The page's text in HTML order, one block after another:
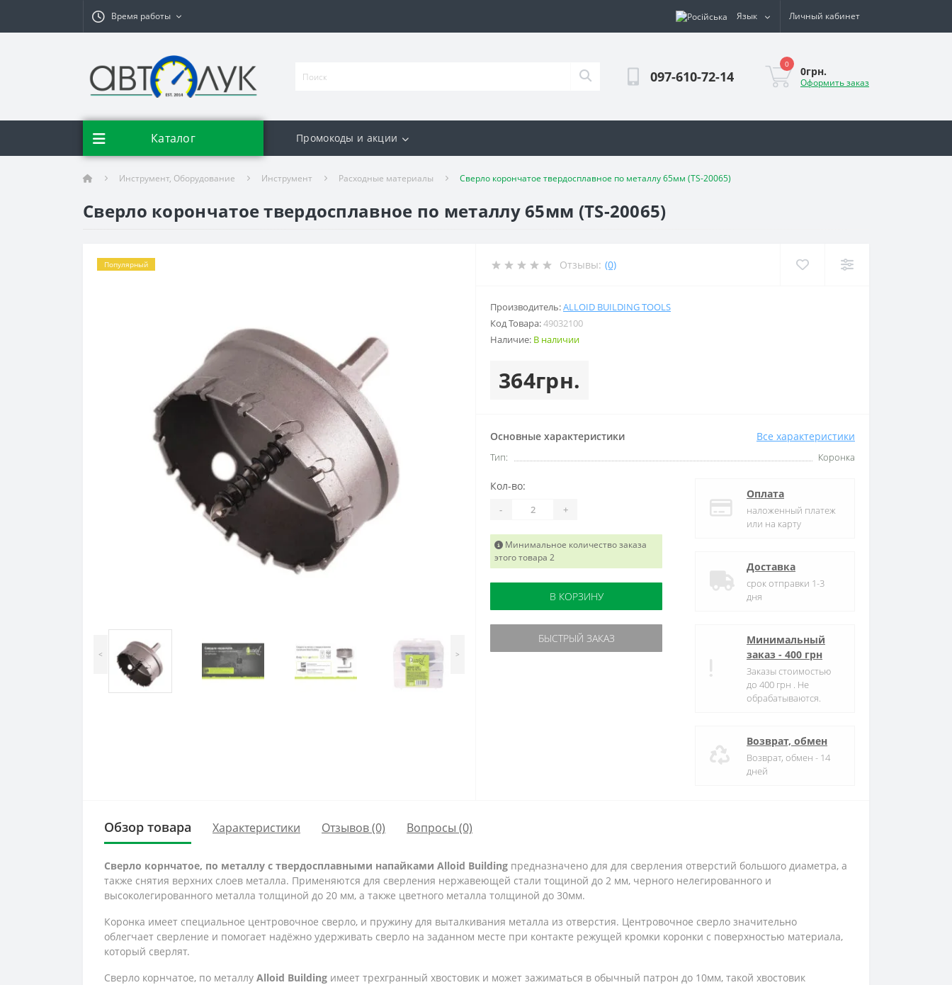
Время работы Язык Личный кабинет
097-610-72-14
0
0грн.
Оформить заказ
Каталог Промокоды и акции
Инструмент, Оборудование Инструмент Расходные материалы Сверло корончатое твердосплавное по металлу 65мм (TS-20065)
Сверло корончатое твердосплавное по металлу 65мм (TS-20065)
Популярный
< >
Отзывы: (0)
Производитель:ALLOID BUILDING TOOLS
Код Товара:49032100
Наличие: В наличии
364грн.
Основные характеристики Все характеристики
Тип: Коронка
Кол-во:
- +
Минимальное количество заказа
этого товара 2
В КОРЗИНУ
БЫСТРЫЙ ЗАКАЗ
Оплата
наложенный платеж
или на карту
Доставка
срок отправки 1-3
дня
Минимальный
заказ - 400 грн
Заказы стоимостью
до 400 грн . Не
обрабатываются.
Возврат, обмен
Возврат, обмен - 14
дней
Обзор товара Характеристики Отзывов (0) Вопросы (0)
Сверло корнчатое, по металлу с твердосплавными напайками Alloid Building предназначено для для сверления отверстий большого диаметра, а
также снятия верхних слоев металла. Применяются для сверления нержавеющей стали тощиной до 2 мм, черного нелегированного и
высоколегированного металла толщиной до 20 мм, а также цветного металла толщиной до 30мм.
Коронка имеет специальное центровочное сверло, и пружину для выталкивания металла из отверстия. Центровочное сверло значительно
облегчает сверление и помогает надёжно удерживать сверло на заданном месте при контакте режущей кромки коронки с поверхностью материала,
который сверлят.
Сверло корнчатое, по металлу Alloid Building имеет трехгранный хвостовик и может зажиматься в обычный патрон до 10мм, такой хвостовик